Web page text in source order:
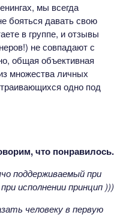
мы всегда
бояться давать свою
в группе, и отзывы
не совпадают с
общая объективная
множества личных
одно под
что понравилось.
поддерживаемый при
исполнении принцип )))
человеку в первую